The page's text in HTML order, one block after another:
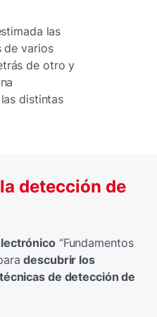
las
de varios
de otro y
distintas
detección de
“Fundamentos
descubrir los
de detección de